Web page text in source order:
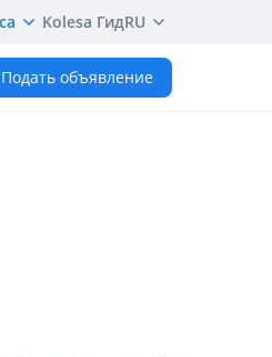
Kolesa ГидRU
Подать объявление